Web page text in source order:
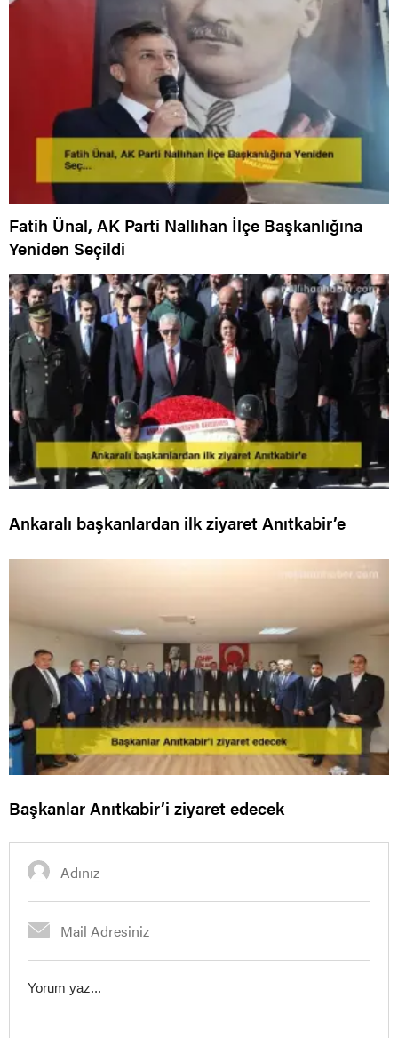
Fatih Ünal, AK Parti Nallıhan İlçe Başkanlığına
Yeniden Seçildi
Ankaralı başkanlardan ilk ziyaret Anıtkabir’e
Başkanlar Anıtkabir’i ziyaret edecek